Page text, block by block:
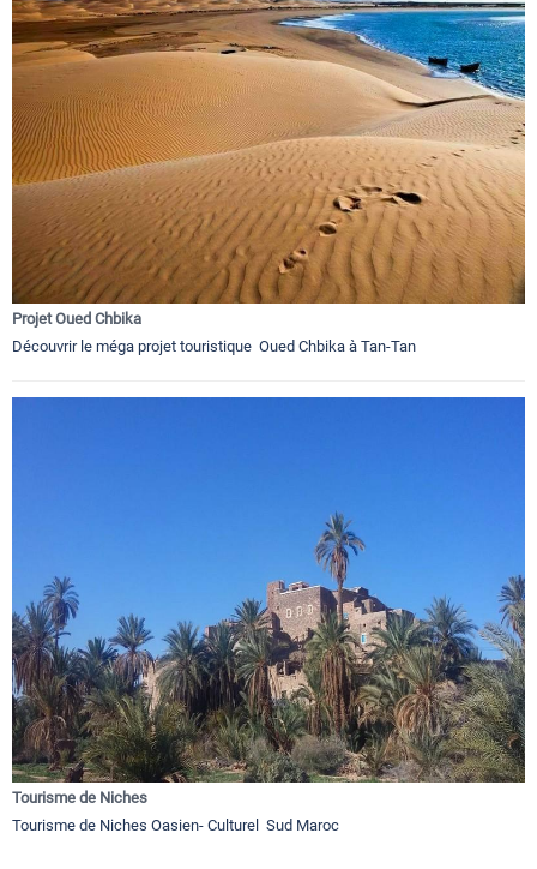
Projet Oued Chbika
Découvrir le méga projet touristique Oued Chbika à Tan-Tan
Tourisme de Niches
Tourisme de Niches Oasien- Culturel Sud Maroc